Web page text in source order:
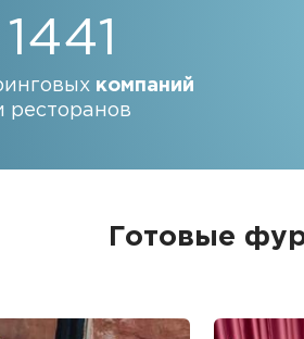
1441
компаний
ресторанов
Готовые